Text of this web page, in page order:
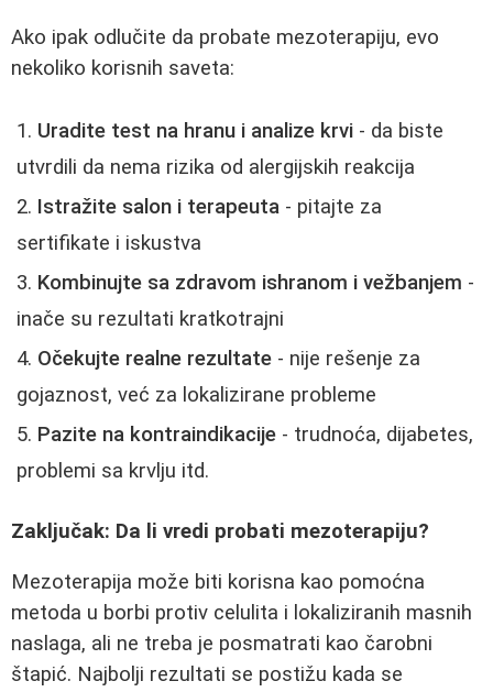
Ako ipak odlučite da probate mezoterapiju, evo
nekoliko korisnih saveta:
Uradite test na hranu i analize krvi - da biste
utvrdili da nema rizika od alergijskih reakcija
Istražite salon i terapeuta - pitajte za
sertifikate i iskustva
Kombinujte sa zdravom ishranom i vežbanjem -
inače su rezultati kratkotrajni
Očekujte realne rezultate - nije rešenje za
gojaznost, već za lokalizirane probleme
Pazite na kontraindikacije - trudnoća, dijabetes,
problemi sa krvlju itd.
Zaključak: Da li vredi probati mezoterapiju?
Mezoterapija može biti korisna kao pomoćna
metoda u borbi protiv celulita i lokaliziranih masnih
naslaga, ali ne treba je posmatrati kao čarobni
štapić. Najbolji rezultati se postižu kada se